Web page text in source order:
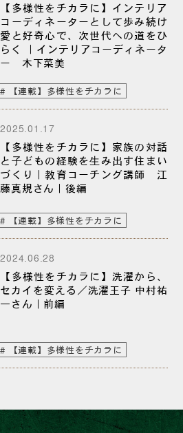
【多様性をチカラに】インテリア
コーディネーターとして歩み続け
愛と好奇心で、次世代への道をひ
らく ｜インテリアコーディネータ
ー 木下菜美
【連載】多様性をチカラに
2025.01.17
【多様性をチカラに】家族の対話
と⼦どもの経験を⽣み出す住まい
づくり｜教育コーチング講師 江
藤真規さん｜後編
【連載】多様性をチカラに
2024.06.28
【多様性をチカラに】洗濯から、
セカイを変える／洗濯王子 中村祐
一さん｜前編
【連載】多様性をチカラに